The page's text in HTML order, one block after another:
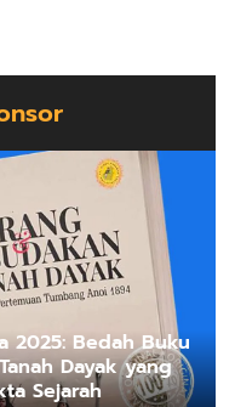
2025: Bedah Buku
Dayak yang
Sejarah